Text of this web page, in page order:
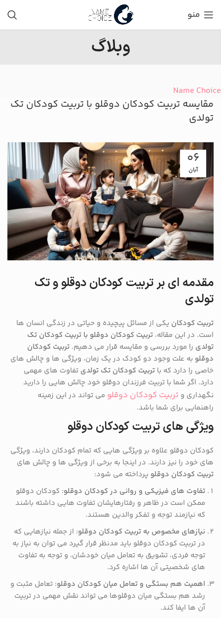
منو
وبلاگ
Name Choice
مقایسه تربیت کودکان دوقلو با تربیت کودکان تک
تولدی
06
آبان
مقدمه ای بر تربیت کودکان دوقلو و تک
تولدی
تربیت کودکان یکی از مسائل پیچیده و حیاتی در زندگی انسان ها
است. در این مقاله، تربیت کودکان دوقلو با تربیت کودکان تک
تولدی را مورد بررسی و مقایسه قرار می دهیم. تربیت کودکان
دوقلو به علت وجود دو کودک در یک زمان، ویژگی ها و چالش های
خاصی را دارد که با تربیت کودکان تک تولدی تفاوت های مهمی
دارد. اگر شما با تربیت فرزندان دوقلو خود چالش هایی را دارید
نگهداری و تربیت کودکان دوقلو می تواند در این زمینه
راهنمایی برای شما باشد.
ویژگی های تربیت کودکان دوقلو
کودکان دوقلو علاوه بر ویژگی هایی که تمام کودکان دارند، ویژگی
های خود را نیز دارند. در اینجا به برخی از ویژگی ها و چالش های
تربیت کودکان دوقلو پرداخته می شود:
تفاوت های فیزیکی و روانی در کودکان دوقلو: کودکان دوقلو
ممکن است در ظاهر و رفتارهایشان تفاوت هایی داشته باشند
که نیازمند توجه و تفکر والدین هستند.
نیازهای مخصوص به تربیت کودکان دوقلو: از جمله نیازهایی که
در تربیت کودکان دوقلو باید مدنظر قرار گیرد می توان به نیاز به
توجه فردی، تشویق به تعامل میان خودشان، و توجه به تفاوت
های شخصیتی آن ها اشاره کرد.
اهمیت هم بستگی و تعامل میان کودکان دوقلو: تعامل مثبت و
رشد هم بستگی میان دوقلوها می تواند نقش مهمی در تربیت
آن ها ایفا کند.